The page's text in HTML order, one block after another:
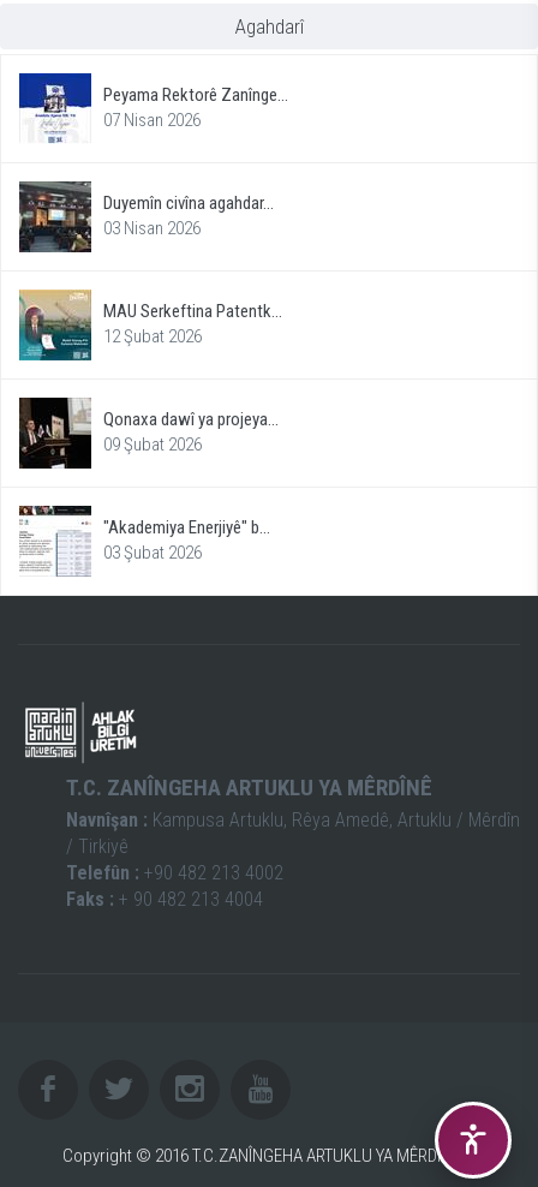
Agahdarî
Peyama Rektorê Zanînge...
07 Nisan 2026
Duyemîn civîna agahdar...
03 Nisan 2026
MAU Serkeftina Patentk...
12 Şubat 2026
Qonaxa dawî ya projeya...
09 Şubat 2026
"Akademiya Enerjiyê" b...
03 Şubat 2026
T.C. ZANÎNGEHA ARTUKLU YA MÊRDÎNÊ
Navnîşan : Kampusa Artuklu, Rêya Amedê, Artuklu / Mêrdîn
/ Tirkiyê
Telefûn : +90 482 213 4002
Faks : + 90 482 213 4004
Copyright © 2016 T.C.ZANÎNGEHA ARTUKLU YA MÊRDÎNÊ